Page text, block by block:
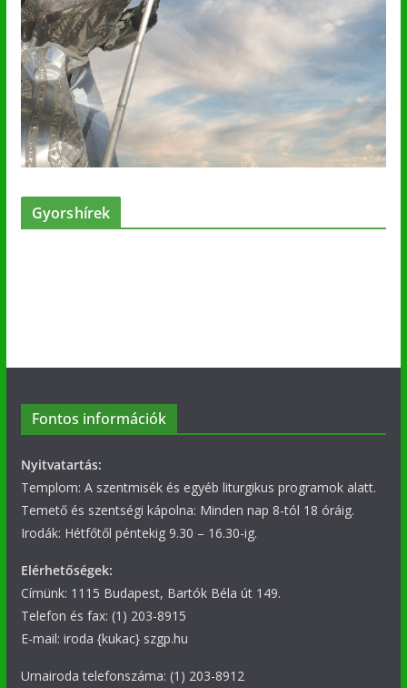
Gyorshírek
Fontos információk
Nyitvatartás:
Templom: A szentmisék és egyéb liturgikus programok alatt.
Temető és szentségi kápolna: Minden nap 8-tól 18 óráig.
Irodák: Hétfőtől péntekig 9.30 – 16.30-ig.
Elérhetőségek:
Címünk: 1115 Budapest, Bartók Béla út 149.
Telefon és fax: (1) 203-8915
E-mail: iroda {kukac} szgp.hu
Urnairoda telefonszáma: (1) 203-8912